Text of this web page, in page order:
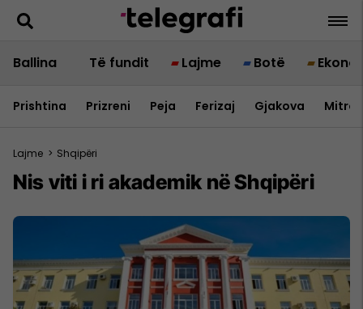
Ballina Të fundit Lajme Botë
Prishtina Prizreni Peja Ferizaj Gjakova
Lajme > Shqipëri
Nis viti i ri akademik në Shqipëri